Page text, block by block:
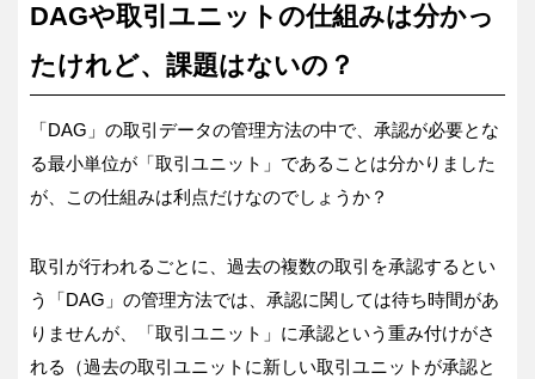
DAGや取引ユニットの仕組みは分かっ
たけれど、課題はないの？
「DAG」の取引データの管理方法の中で、承認が必要とな
る最小単位が「取引ユニット」であることは分かりました
が、この仕組みは利点だけなのでしょうか？
取引が行われるごとに、過去の複数の取引を承認するとい
う「DAG」の管理方法では、承認に関しては待ち時間があ
りませんが、「取引ユニット」に承認という重み付けがさ
れる（過去の取引ユニットに新しい取引ユニットが承認と